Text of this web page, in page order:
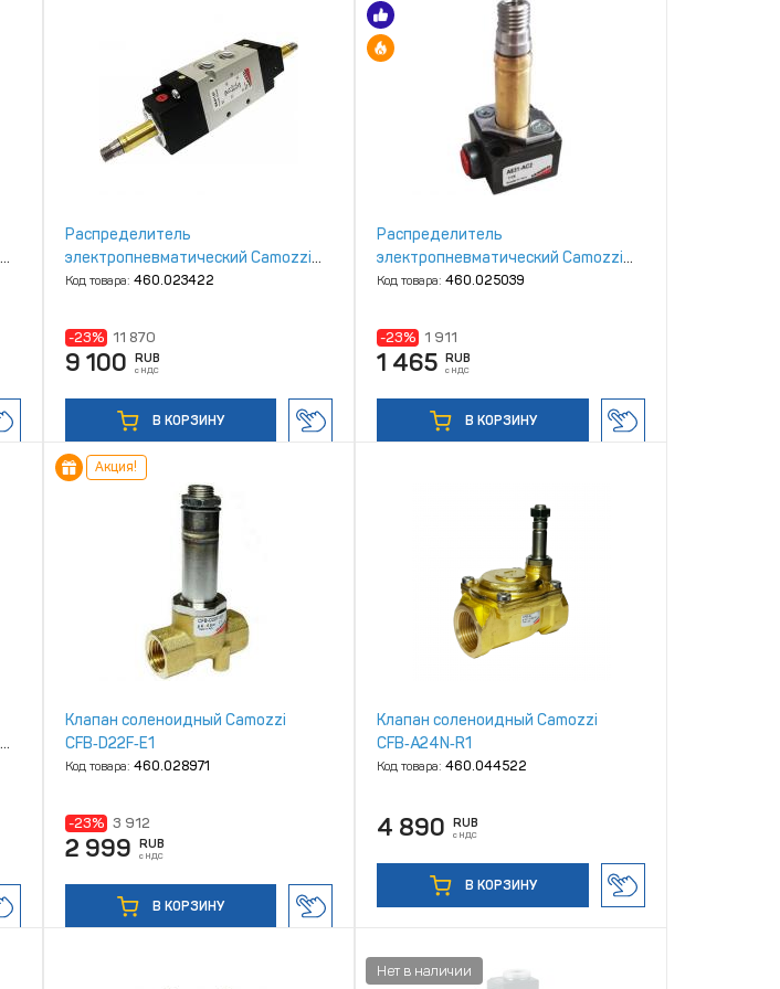
Распределитель
электропневматический Camozzi
354‑011‑02
Код товара: 460.023422
-23% 11 870
9 100 RUB
с НДС
В КОРЗИНУ
Распределитель
электропневматический Camozzi
A631‑AC2
Код товара:460.025039
-23% 1 911
1 465 RUB
с НДС
В КОРЗИНУ
Акция!
Клапан соленоидный Camozzi
CFB‑D22F‑E1
Код товара: 460.028971
-23% 3 912
2 999 RUB
с НДС
В КОРЗИНУ
Клапан соленоидный Camozzi
CFB‑A24N‑R1
Код товара:460.044522
4 890 RUB
с НДС
В КОРЗИНУ